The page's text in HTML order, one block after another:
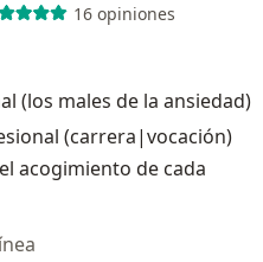
16 opiniones
(los males de la ansiedad)
(carrera|vocación)
acogimiento de cada